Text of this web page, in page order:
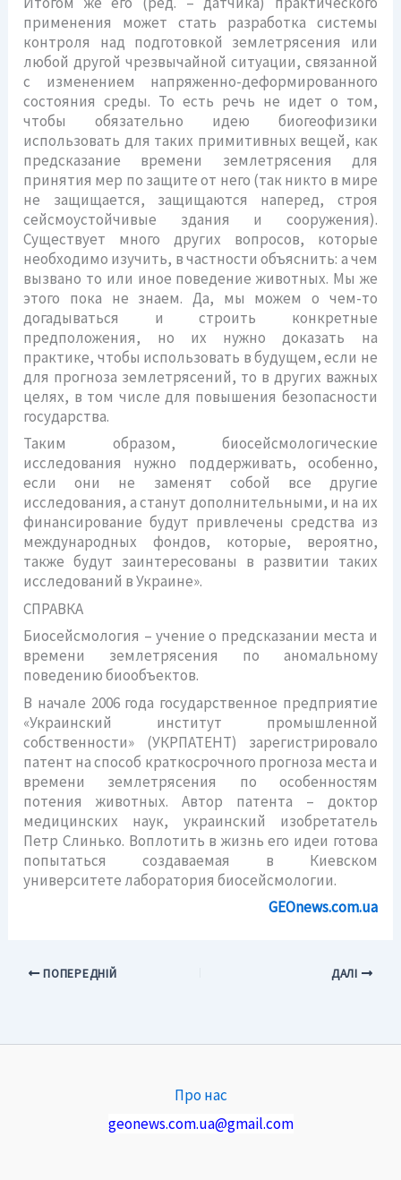
применения может стать разработка системы
контроля над подготовкой землетрясения или
любой другой чрезвычайной ситуации, связанной
с изменением напряженно-деформированного
состояния среды. То есть речь не идет о том,
чтобы обязательно идею биогеофизики
использовать для таких примитивных вещей, как
предсказание времени землетрясения для
принятия мер по защите от него (так никто в мире
не защищается, защищаются наперед, строя
сейсмоустойчивые здания и сооружения).
Существует много других вопросов, которые
необходимо изучить, в частности объяснить: а чем
вызвано то или иное поведение животных. Мы же
этого пока не знаем. Да, мы можем о чем-то
догадываться и строить конкретные
предположения, но их нужно доказать на
практике, чтобы использовать в будущем, если не
для прогноза землетрясений, то в других важных
целях, в том числе для повышения безопасности
государства.
Таким образом, биосейсмологические
исследования нужно поддерживать, особенно,
если они не заменят собой все другие
исследования, а станут дополнительными, и на их
финансирование будут привлечены средства из
международных фондов, которые, вероятно,
также будут заинтересованы в развитии таких
исследований в Украине».
СПРАВКА
Биосейсмология – учение о предсказании места и
времени землетрясения по аномальному
поведению биообъектов.
В начале 2006 года государственное предприятие
«Украинский институт промышленной
собственности» (УКРПАТЕНТ) зарегистрировало
патент на способ краткосрочного прогноза места и
времени землетрясения по особенностям
потения животных. Автор патента – доктор
медицинских наук, украинский изобретатель
Петр Слинько. Воплотить в жизнь его идеи готова
попытаться создаваемая в Киевском
университете лаборатория биосейсмологии.
GEOnews.com.ua
ПОПЕРЕДНІЙ ДАЛІ
Про нас
geonews.com.ua@gmail.com